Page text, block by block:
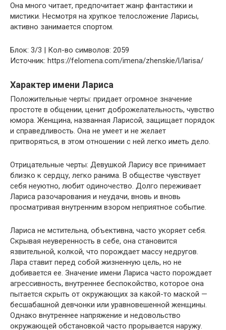
Она много читает, предпочитает жанр фантастики и
мистики. Несмотря на хрупкое телосложение Ларисы,
активно занимается спортом.
Блок: 3/3 | Кол-во символов: 2059
Источник: https://felomena.com/imena/zhenskie/l/larisa/
Характер имени Лариса
Положительные черты: придает огромное значение
простоте в общении, ценит доброжелательность, чувство
юмора. Женщина, названная Ларисой, защищает порядок
и справедливость. Она не умеет и не желает
притворяться, в этом отношении с ней легко иметь дело.
Отрицательные черты: Девушкой Ларису все принимает
близко к сердцу, легко ранима. В обществе чувствует
себя неуютно, любит одиночество. Долго переживает
Лариса разочарования и неудачи, вновь и вновь
просматривая внутренним взором неприятное событие.
Лариса не мстительна, объективна, часто укоряет себя.
Скрывая неуверенность в себе, она становится
язвительной, колкой, что порождает массу недругов.
Лара ставит перед собой жизненную цель, но не
добивается ее. Значение имени Лариса часто порождает
агрессивность, внутреннее беспокойство, которое она
пытается скрыть от окружающих за какой-то маской —
бесшабашной девчонки или уравновешенной женщины.
Однако внутреннее напряжение и недовольство
окружающей обстановкой часто прорывается наружу.